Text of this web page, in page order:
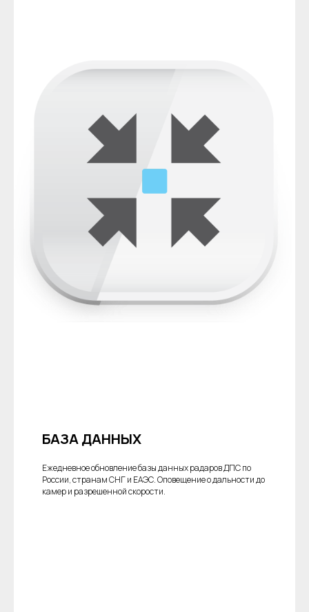
БАЗА ДАННЫХ
Ежедневное обновление базы данных радаров ДПС по
России, странам СНГ и ЕАЭС. Оповещение о дальности до
камер и разрешенной скорости.